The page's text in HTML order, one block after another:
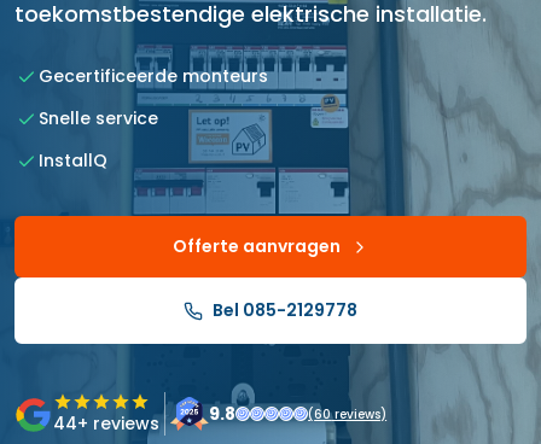
toekomstbestendige elektrische installatie.
Gecertificeerde monteurs
Snelle service
InstallQ
Offerte aanvragen
Bel 085-2129778
44+ reviews 9.8 (60reviews)